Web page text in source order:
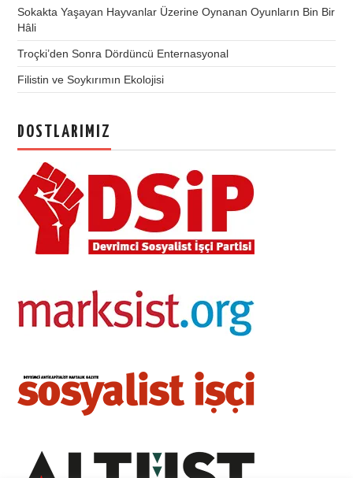
Sokakta Yaşayan Hayvanlar Üzerine Oynanan Oyunların Bin Bir
Hâli
Troçki’den Sonra Dördüncü Enternasyonal
Filistin ve Soykırımın Ekolojisi
DOSTLARIMIZ